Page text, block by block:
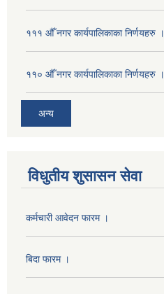
१११ औँ नगर कार्यपालिकाका निर्णयहरु ।
११० औँ नगर कार्यपालिकाका निर्णयहरु ।
अन्य
विधुतीय शुसासन सेवा
कर्मचारी आवेदन फारम ।
बिदा फारम ।